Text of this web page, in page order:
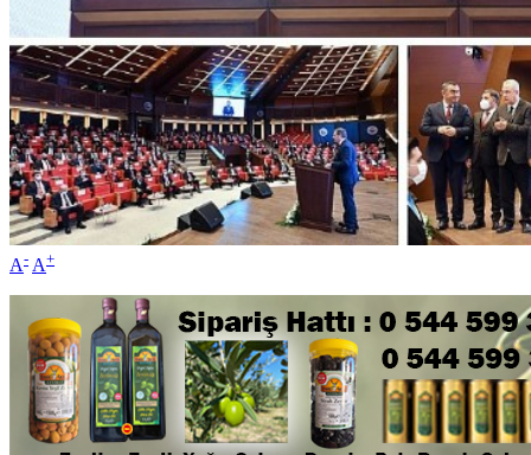
A- A+